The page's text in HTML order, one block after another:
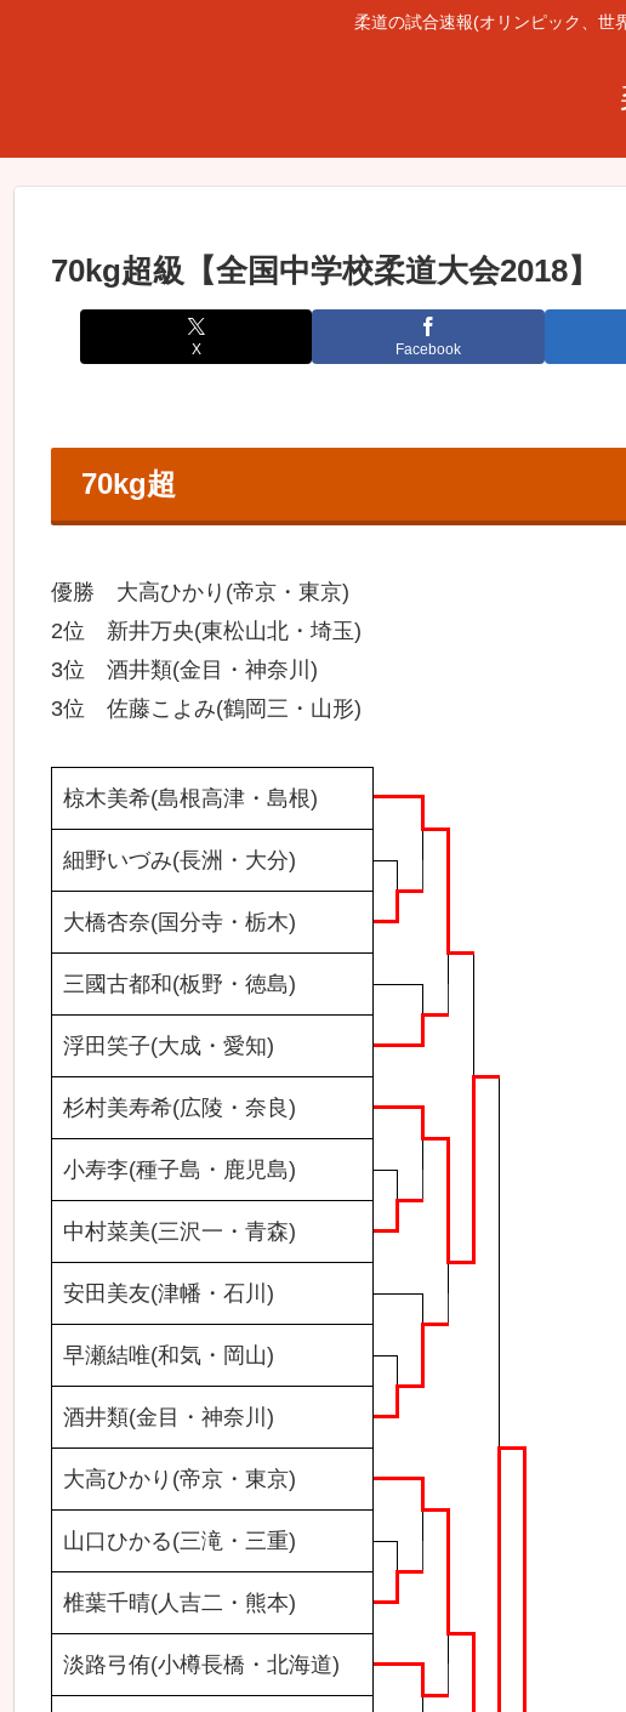
柔道の試合速報(オリンピック、世
70kg超級【全国中学校柔道大会2018】
X Facebook
70kg超
優勝 大高ひかり(帝京・東京)
2位 新井万央(東松山北・埼玉)
3位 酒井類(金目・神奈川)
3位 佐藤こよみ(鶴岡三・山形)
椋木美希(島根高津・島根)
細野いづみ(長洲・大分)
大橋杏奈(国分寺・栃木)
三國古都和(板野・徳島)
浮田笑子(大成・愛知)
杉村美寿希(広陵・奈良)
小寿李(種子島・鹿児島)
中村菜美(三沢一・青森)
安田美友(津幡・石川)
早瀬結唯(和気・岡山)
酒井類(金目・神奈川)
大高ひかり(帝京・東京)
山口ひかる(三滝・三重)
椎葉千晴(人吉二・熊本)
淡路弓侑(小樽長橋・北海道)